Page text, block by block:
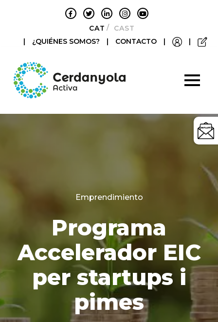
CATALÀCASTELLANO
|
¿QUIÉNES SOMOS? | CONTACTO | |
Categories
Emprendimiento
Programa
Accelerador EIC
per startups i
pimes